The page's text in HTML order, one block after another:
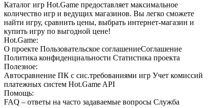
Каталог игр Hot.Game предоставляет максимальное
количество игр и ведущих магазинов. Вы легко сможете
найти игру, сравнить цены, выбрать интернет-магазин и
купить игру по выгодной цене!
Hot.Game:
О проекте Пользовательское соглашениеСоглашение
Политика конфиденциальности Статистика проекта
Полезное:
Автосравнение ПК с сис.требованиями игр Учет комиссий
платежных систем Hot.Game API
Помощь:
FAQ – ответы на часто задаваемые вопросы Служба